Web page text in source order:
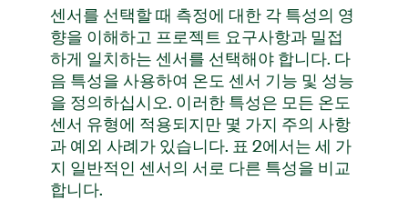
센서를 선택할 때 측정에 대한 각 특성의 영
향을 이해하고 프로젝트 요구사항과 밀접
하게 일치하는 센서를 선택해야 합니다. 다
음 특성을 사용하여 온도 센서 기능 및 성능
을 정의하십시오. 이러한 특성은 모든 온도
센서 유형에 적용되지만 몇 가지 주의 사항
과 예외 사례가 있습니다. 표 2에서는 세 가
지 일반적인 센서의 서로 다른 특성을 비교
합니다.